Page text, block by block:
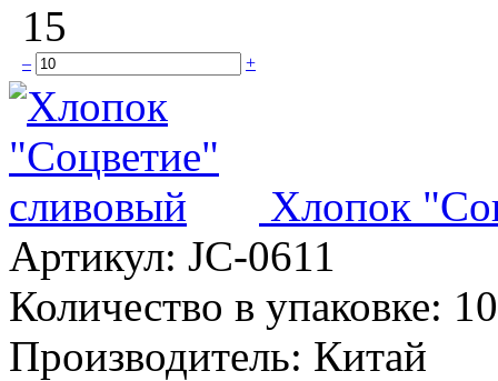
15
– +
Хлопок
Артикул: JC-0611
Количество в упаковке: 10
Производитель: Китай